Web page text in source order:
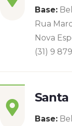
Base:
Rua
Nova
(31) 9
Santa
Base: